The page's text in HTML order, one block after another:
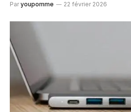
Par youpomme 22 février 2026